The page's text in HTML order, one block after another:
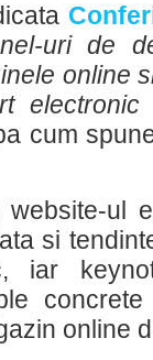
uri de
online
cum
website-ul
si
iar
online